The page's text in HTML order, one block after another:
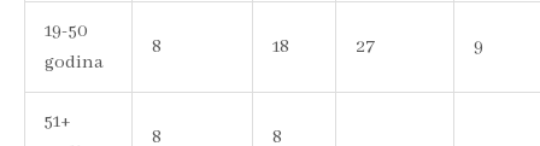
19-50
godina
8 18 27 9
51+
8 8